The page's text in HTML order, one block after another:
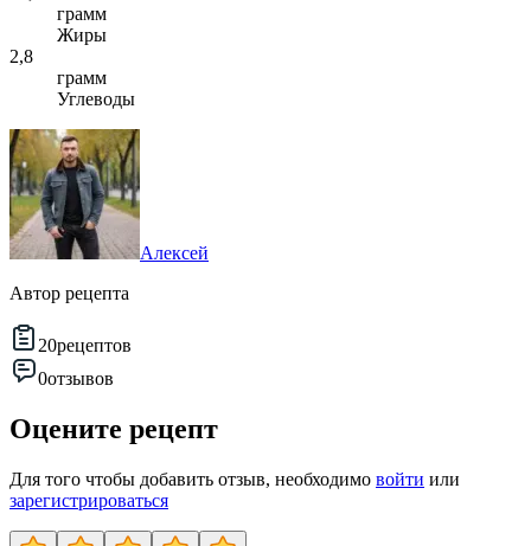
грамм
Жиры
2,8
грамм
Углеводы
Алексей
Автор рецепта
20рецептов
0отзывов
Оцените рецепт
Для того чтобы добавить отзыв, необходимо войти или
зарегистрироваться